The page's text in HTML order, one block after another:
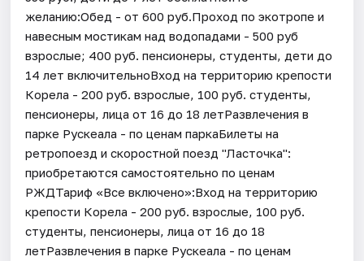
желанию:Обед - от 600 руб.Проход по экотропе и
навесным мостикам над водопадами - 500 руб
взрослые; 400 руб. пенсионеры, студенты, дети до
14 лет включительноВход на территорию крепости
Корела - 200 руб. взрослые, 100 руб. студенты,
пенсионеры, лица от 16 до 18 летРазвлечения в
парке Рускеала - по ценам паркаБилеты на
ретропоезд и скоростной поезд "Ласточка":
приобретаются самостоятельно по ценам
РЖДТариф «Все включено»:Вход на территорию
крепости Корела - 200 руб. взрослые, 100 руб.
студенты, пенсионеры, лица от 16 до 18
летРазвлечения в парке Рускеала - по ценам